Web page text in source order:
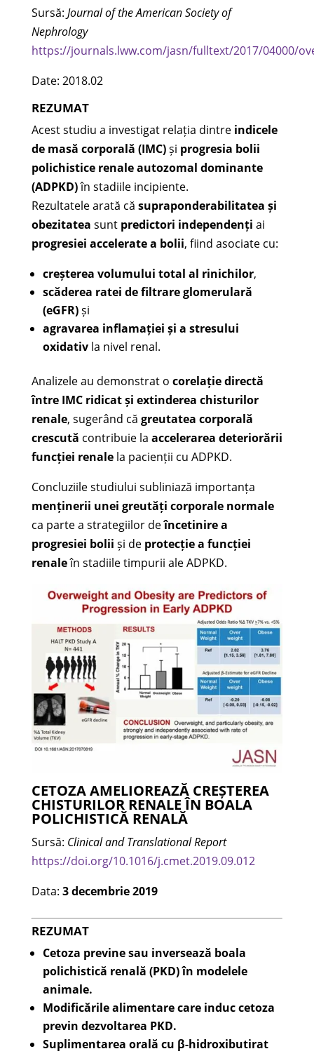
Sursă: Journal of the American Society of
Nephrology
https://journals.lww.com/jasn/fulltext/2017/04000/
Date: 2018.02
REZUMAT
Acest studiu a investigat relația dintre indicele
de masă corporală (IMC)și progresia bolii
polichistice renale autozomal dominante
(ADPKD)în stadiile incipiente.
Rezultatele arată că supraponderabilitatea și
obezitatea sunt predictori independenți ai
progresiei accelerate a bolii, fiind asociate cu:
creșterea volumului total al rinichilor,
scăderea ratei de filtrare glomerulară
(eGFR)și
agravarea inflamației și a stresului
oxidativla nivel renal.
Analizele au demonstrat o corelație directă
între IMC ridicat și extinderea chisturilor
renale, sugerând că greutatea corporală
crescută contribuie la accelerarea deteriorării
funcției renalela pacienții cu ADPKD.
Concluziile studiului subliniază importanța
menținerii unei greutăți corporale normale
ca parte a strategiilor deîncetinire a
progresiei bolii și de protecție a funcției
renaleîn stadiile timpurii ale ADPKD.
CETOZA AMELIOREAZĂ CREȘTEREA
CHISTURILOR RENALE ÎN BOALA
POLICHISTICĂ RENALĂ
Sursă: Clinical and Translational Report
https://doi.org/10.1016/j.cmet.2019.09.012
Data: 3 decembrie 2019
REZUMAT
Cetoza previne sau inversează boala
polichistică renală (PKD) în modelele
animale.
Modificările alimentare care induc cetoza
previn dezvoltarea PKD.
Suplimentarea orală cu β-hidroxibutirat